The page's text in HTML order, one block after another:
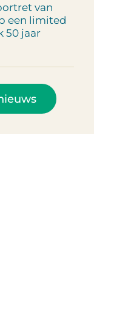
van
een limited
50 jaar